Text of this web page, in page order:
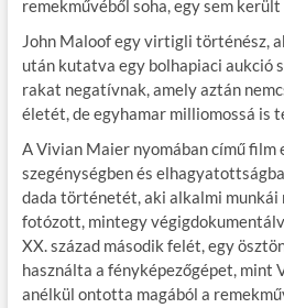
remekművéből soha, egy sem
John Maloof egy virtigli történész,
után kutatva egy bolhapiaci aukció
rakat negatívnak, amely aztán
életét, de egyhamar milliomossá is
A Vivian Maier nyomában című film
szegénységben és
dada történetét, aki alkalmi
fotózott, mintegy
XX. század második felét, egy
használta a fényképezőgépet, mint
anélkül ontotta magából a